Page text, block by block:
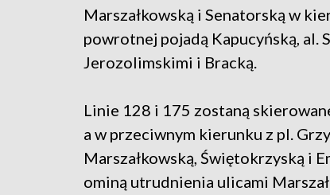
Marszałkowską i Senatorską w
powrotnej pojadą Kapucyńską, al.
Jerozolimskimi i Bracką.
Linie 128 i 175 zostaną
a w przeciwnym kierunku z pl.
Marszałkowską, Świętokrzyską i
ominą utrudnienia ulicami